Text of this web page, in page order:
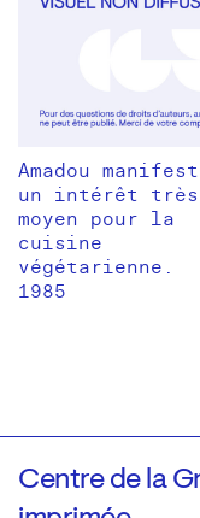
Amadou
un intérêt très
moyen pour la
cuisine
végétarienne.
1985
Centre de la